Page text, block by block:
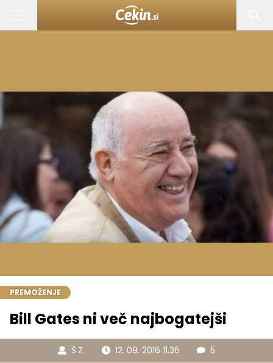
PREMOŽENJE
Bill Gates ni več najbogatejši
Š.Z. 12. 09. 2016 11.36 5